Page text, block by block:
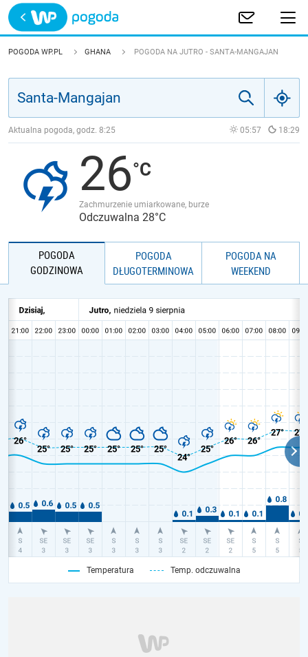
Trwa ładowanie
POLSKA
JAKOŚĆ POWIETRZA
POGODA WP.PL GHANA POGODA NA JUTRO - SANTA-MANGAJAN
Aktualna pogoda, godz. 8:25 05:57 18:29
26
Zachmurzenie umiarkowane, burze
Odczuwalna 28°C
POGODA
GODZINOWA
POGODA
DŁUGOTERMINOWA
POGODA NA
WEEKEND
Temperatura Temp. odczuwalna